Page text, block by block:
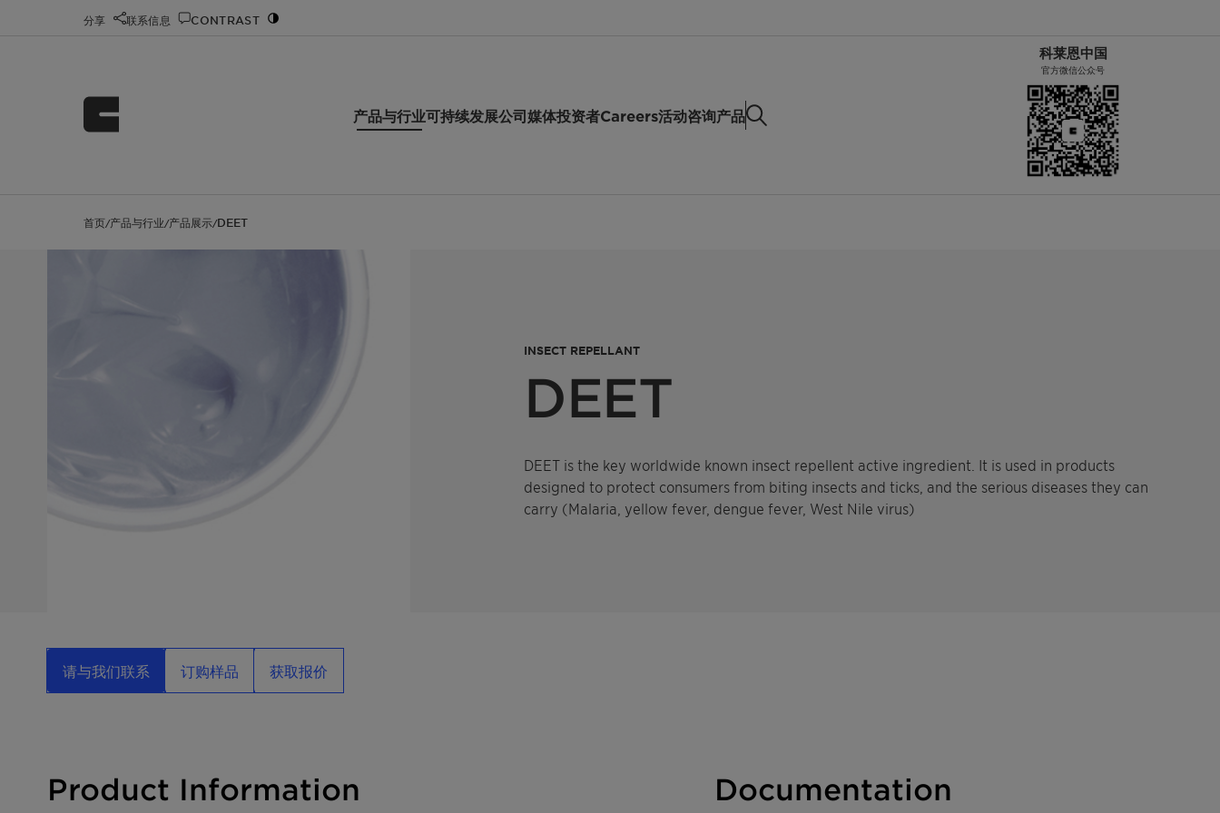
分享 联系信息 CONTRAST
产品与行业可持续发展公司媒体投资者Careers活动咨询产品
科莱恩中国
官方微信公众号
首页/产品与行业/产品展示/DEET
INSECT REPELLANT
DEET
DEET is the key worldwide known insect repellent active ingredient. It is used in products
designed to protect consumers from biting insects and ticks, and the serious diseases they can
carry (Malaria, yellow fever, dengue fever, West Nile virus)
请与我们联系 订购样品 获取报价
Product Information Documentation